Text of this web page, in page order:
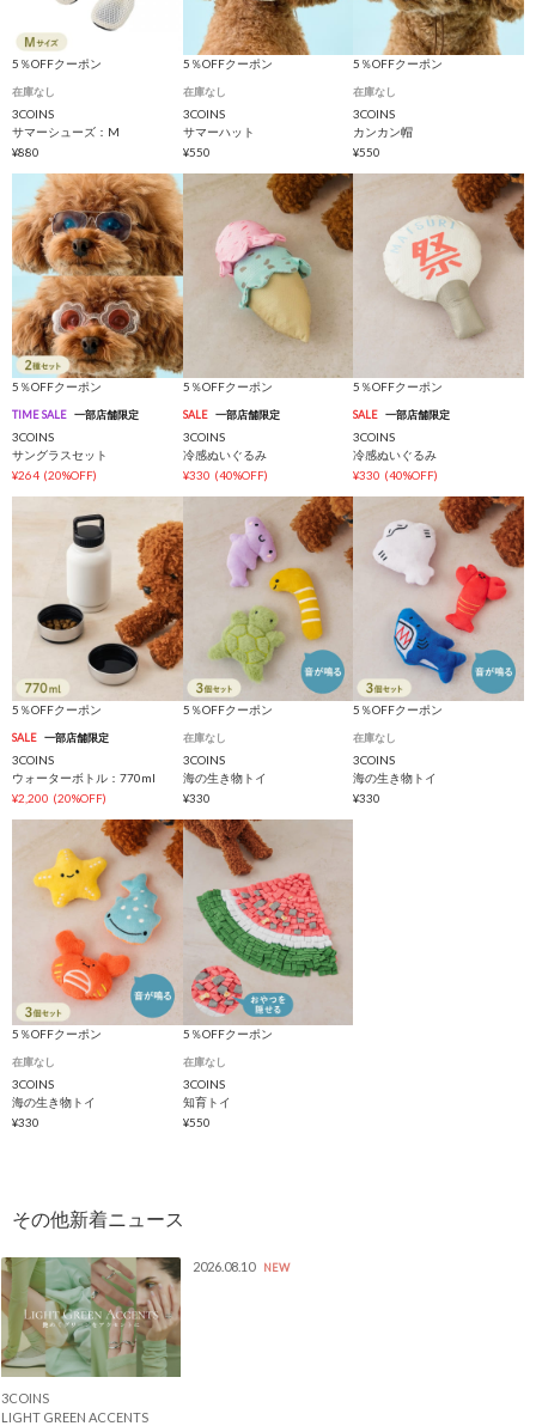
5％OFFクーポン
在庫なし
3COINS
サマーシューズ：M
¥880
5％OFFクーポン
在庫なし
3COINS
サマーハット
¥550
5％OFFクーポン
在庫なし
3COINS
カンカン帽
¥550
5％OFFクーポン
TIME SALE 一部店舗限定
3COINS
サングラスセット
¥264 (20%OFF)
5％OFFクーポン
SALE 一部店舗限定
3COINS
冷感ぬいぐるみ
¥330 (40%OFF)
5％OFFクーポン
SALE 一部店舗限定
3COINS
冷感ぬいぐるみ
¥330 (40%OFF)
5％OFFクーポン
SALE 一部店舗限定
3COINS
ウォーターボトル：770ml
¥2,200 (20%OFF)
5％OFFクーポン
在庫なし
3COINS
海の生き物トイ
¥330
5％OFFクーポン
在庫なし
3COINS
海の生き物トイ
¥330
5％OFFクーポン
在庫なし
3COINS
海の生き物トイ
¥330
5％OFFクーポン
在庫なし
3COINS
知育トイ
¥550
2026.08.10 NEW
3COINS
LIGHT GREEN ACCENTS